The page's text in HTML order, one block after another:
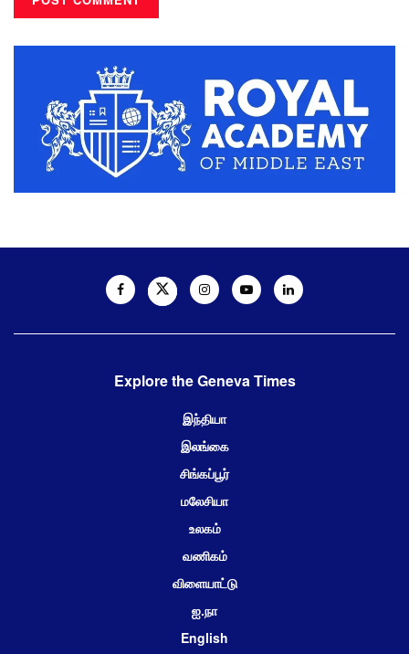
Explore the Geneva Times
இந்தியா
இலங்கை
சிங்கப்பூர்
மலேசியா
உலகம்
வணிகம்
விளையாட்டு
ஐ.நா
English